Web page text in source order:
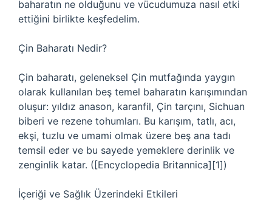
baharatın ne olduğunu ve vücudumuza nasıl etki
ettiğini birlikte keşfedelim.
Çin Baharatı Nedir?
Çin baharatı, geleneksel Çin mutfağında yaygın
olarak kullanılan beş temel baharatın karışımından
oluşur: yıldız anason, karanfil, Çin tarçını, Sichuan
biberi ve rezene tohumları. Bu karışım, tatlı, acı,
ekşi, tuzlu ve umami olmak üzere beş ana tadı
temsil eder ve bu sayede yemeklere derinlik ve
zenginlik katar. ([Encyclopedia Britannica][1])
İçeriği ve Sağlık Üzerindeki Etkileri